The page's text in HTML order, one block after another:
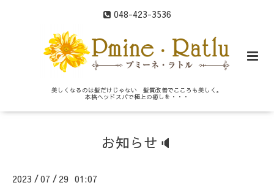
048-423-3536
美しくなるのは髪だけじゃない 髪質改善でこころも美しく。
本格ヘッドスパで極上の癒しを・・・
お知らせ🔈
2023 /07 / 29 01:07